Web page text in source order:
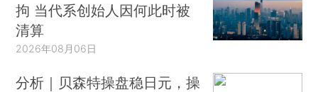
拘 当代系创始人因何此时被
清算
2026年08月06日
分析｜贝森特操盘稳日元，操